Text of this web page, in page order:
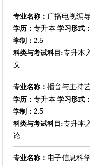
专业名称： 广播电视编导
学历： 专升本 学习形式：
学制： 2.5
科类与考试科目:专升本
文
专业名称： 播音与主持
学历： 专升本 学习形式：
学制： 2.5
科类与考试科目:专升本
论
专业名称： 电子信息科